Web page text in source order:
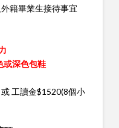
籍畢業生接待事宜
或深色包鞋
工讀金$1520(8個小